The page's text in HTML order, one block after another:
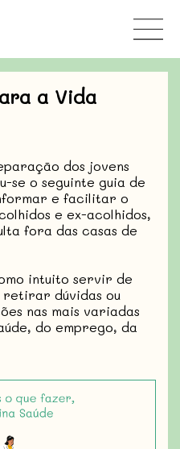
a Vida
dos jovens
se o seguinte guia de
e facilitar o
e ex-acolhidos,
fora das casas de
intuito servir de
retirar dúvidas ou
nas mais variadas
do emprego, da